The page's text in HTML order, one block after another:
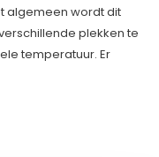
algemeen wordt dit
plekken te
temperatuur. Er